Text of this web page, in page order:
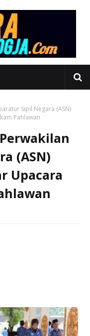
Sipil Negara (ASN)
Pahlawan
Perwakilan
(ASN)
Upacara